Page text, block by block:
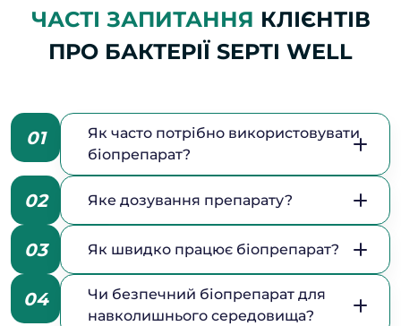
ЧАСТІ ЗАПИТАННЯ КЛІЄНТІВ
ПРО БАКТЕРІЇ SEPTI WELL
01
Як часто потрібно використовувати
біопрепарат?
SeptiWell рекомендується
використовувати один раз на місяць
для
підтримки оптимальної роботи септичної
системи та вигрібної ями.
02 Яке дозування препарату?
Для стандартної вигрібної ями або
септика об'ємом до 3000 літрів
використовуєтьсяодин стік (пакетик)
03 Як швидко працює біопрепарат?
Перші результати від використання
04
Чи безпечний біопрепарат для
навколишнього середовища?